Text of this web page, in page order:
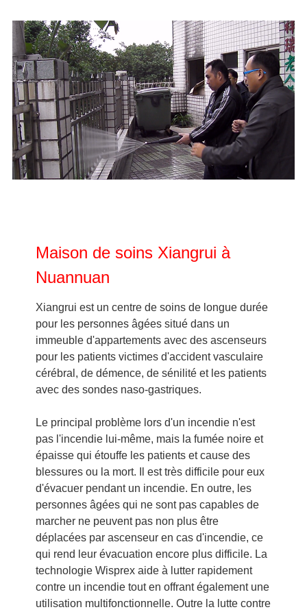
Maison de soins Xiangrui à
Nuannuan
Xiangrui est un centre de soins de longue durée
pour les personnes âgées situé dans un
immeuble d'appartements avec des ascenseurs
pour les patients victimes d'accident vasculaire
cérébral, de démence, de sénilité et les patients
avec des sondes naso-gastriques.
Le principal problème lors d'un incendie n'est
pas l'incendie lui-même, mais la fumée noire et
épaisse qui étouffe les patients et cause des
blessures ou la mort. Il est très difficile pour eux
d'évacuer pendant un incendie. En outre, les
personnes âgées qui ne sont pas capables de
marcher ne peuvent pas non plus être
déplacées par ascenseur en cas d'incendie, ce
qui rend leur évacuation encore plus difficile. La
technologie Wisprex aide à lutter rapidement
contre un incendie tout en offrant également une
utilisation multifonctionnelle. Outre la lutte contre